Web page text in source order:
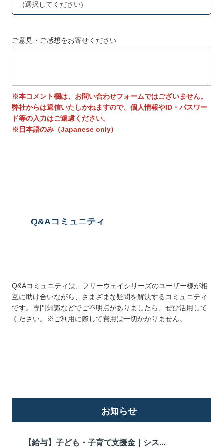
(選択してください)
ご意見・ご感想をお寄せください
※本コメント欄は、お問い合わせフォームではございません。
弊社からは返信いたしかねますので、個人情報やID・パスワー
ド等の入力はご遠慮ください。
※日本語のみ（Japanese only）
Q&Aコミュニティ
Q&Aコミュニティは、フリーウェイシリーズのユーザー様が相
互に助け合いながら、さまざまな疑問を解決するコミュニティ
です。専門知識などでご不明点がありましたら、ぜひ活用して
ください。※ご利用に際して費用は一切かかりません。
お知らせ
【給与】子ども・子育て支援金｜シス...